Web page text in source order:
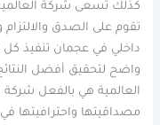
كذلك تسعى شركة العالمية
تقوم على الصدق
داخلي في عجمان تنفيذ
واضح لتحقيق أفضل
العالمية هي بالفعل
مصداقيتها واحترافيتها